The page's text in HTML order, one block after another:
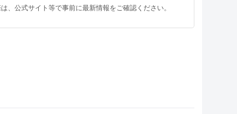
公式サイト等で事前に最新情報をご確認ください。